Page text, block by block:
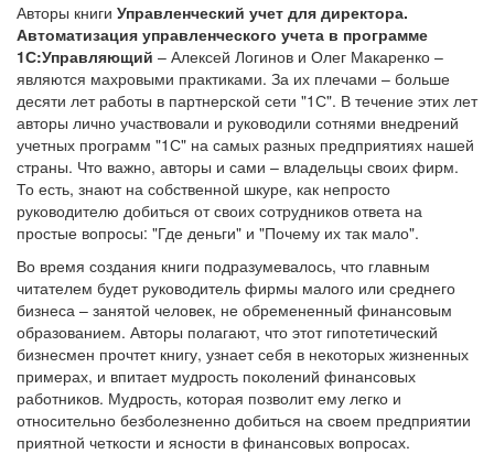
Авторы книги Управленческий учет для директора.
Автоматизация управленческого учета в программе
1С:Управляющий – Алексей Логинов и Олег Макаренко –
являются махровыми практиками. За их плечами – больше
десяти лет работы в партнерской сети "1С". В течение этих лет
авторы лично участвовали и руководили сотнями внедрений
учетных программ "1С" на самых разных предприятиях нашей
страны. Что важно, авторы и сами – владельцы своих фирм.
То есть, знают на собственной шкуре, как непросто
руководителю добиться от своих сотрудников ответа на
простые вопросы: "Где деньги" и "Почему их так мало".
Во время создания книги подразумевалось, что главным
читателем будет руководитель фирмы малого или среднего
бизнеса – занятой человек, не обремененный финансовым
образованием. Авторы полагают, что этот гипотетический
бизнесмен прочтет книгу, узнает себя в некоторых жизненных
примерах, и впитает мудрость поколений финансовых
работников. Мудрость, которая позволит ему легко и
относительно безболезненно добиться на своем предприятии
приятной четкости и ясности в финансовых вопросах.